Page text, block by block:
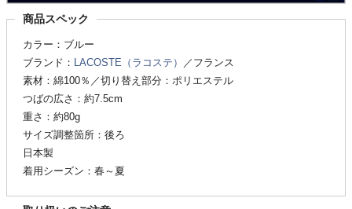
商品スペック
カラー：ブルー
ブランド：
LACOSTE（ラコステ）
／フランス
素材：綿100％／切り替え部分：ポリエステル
つばの広さ：約7.5cm
重さ：約80g
サイズ調整箇所：後ろ
日本製
着用シーズン：春～夏